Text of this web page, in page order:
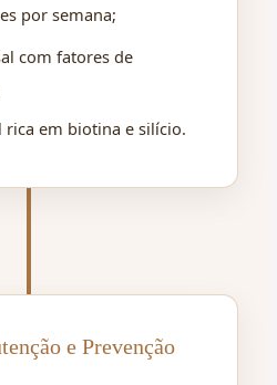
por semana;
com fatores de
rica em biotina e silício.
e Prevenção